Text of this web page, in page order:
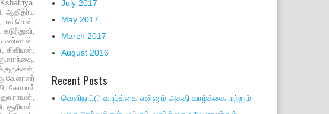
,
, ஆதித்ர்ய
, ஈன்சென்,
, கடுந்துவி,
,
, கிளியன்,
,
,
வேளாளர்
, கோபால்
,
, சூரியன்,
July 2017
May 2017
March 2017
August 2016
Recent Posts
வெளிநாட்டு வாழ்க்கை என்னும் அகதி வாழ்க்கை மற்றும்